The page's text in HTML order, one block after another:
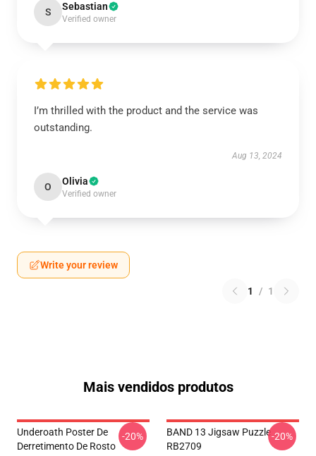
S Sebastian
Verified owner
I’m thrilled with the product and the service was
outstanding.
Aug 13, 2024
O Olivia
Verified owner
Write your review
1 / 1
Mais vendidos produtos
Underoath Poster De
Derretimento De Rosto
-20%
BAND 13 Jigsaw Puzzle
RB2709
-20%